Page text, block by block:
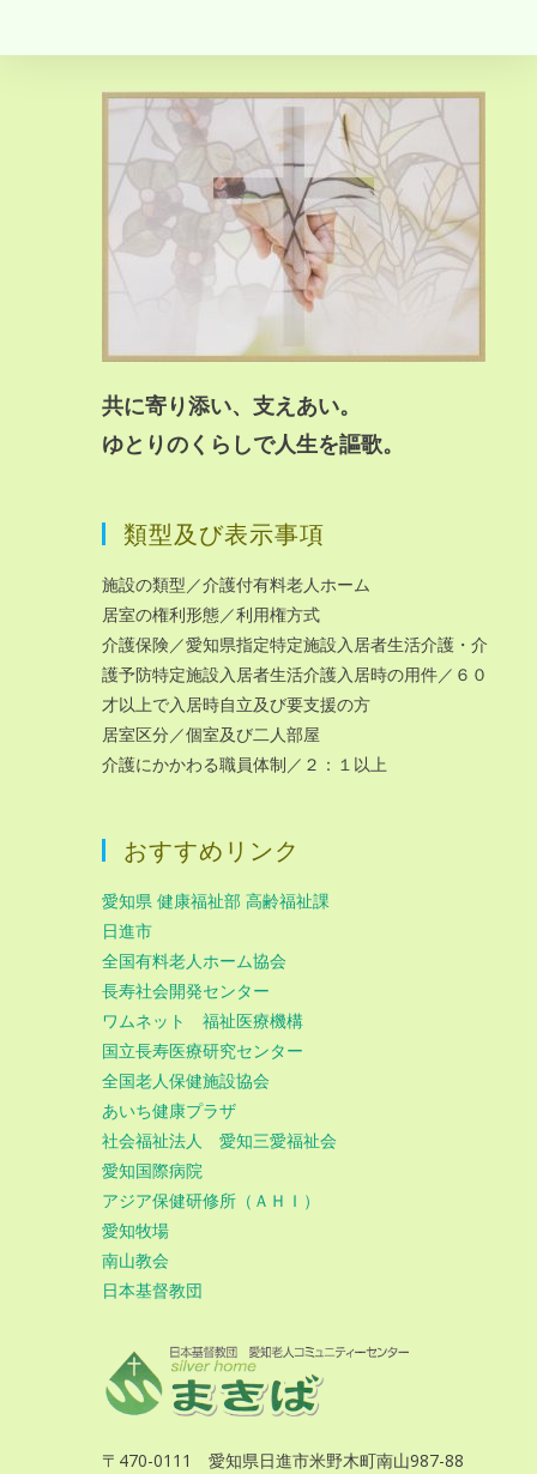
共に寄り添い、支えあい。
ゆとりのくらしで人生を謳歌。
類型及び表示事項
施設の類型／介護付有料老人ホーム
居室の権利形態／利用権方式
介護保険／愛知県指定特定施設入居者生活介護・介
護予防特定施設入居者生活介護入居時の用件／６０
才以上で入居時自立及び要支援の方
居室区分／個室及び二人部屋
介護にかかわる職員体制／２：１以上
おすすめリンク
愛知県 健康福祉部 高齢福祉課
日進市
全国有料老人ホーム協会
長寿社会開発センター
ワムネット 福祉医療機構
国立長寿医療研究センター
全国老人保健施設協会
あいち健康プラザ
社会福祉法人 愛知三愛福祉会
愛知国際病院
アジア保健研修所（ＡＨＩ）
愛知牧場
南山教会
日本基督教団
〒470-0111 愛知県日進市米野木町南山987-88